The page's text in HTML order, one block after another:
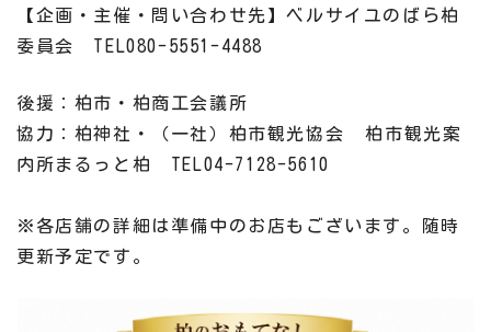
【企画・主催・問い合わせ先 】ベルサイユのばら柏
委員会 TEL080-5551-4488
後援：柏市・柏商工会議所
協力：柏神社・（一社）柏市観光協会 柏市観光案
内所まるっと柏 TEL04-7128-5610
※各店舗の詳細は準備中のお店もございます。随時
更新予定です。